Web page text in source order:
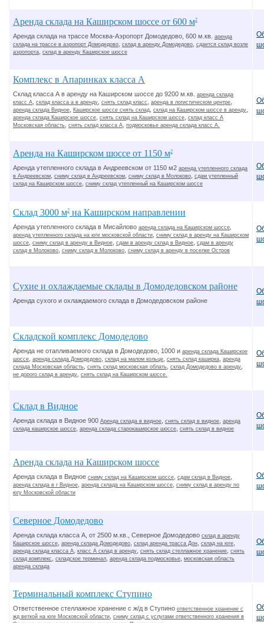
Аренда склада на Каширском шоссе от 600 м2
Аренда склада на трассе Москва-Аэропорт Домодедово, 600 м.кв. аренда
склада на трассе в аэропорт Домодедово склад в аренду Домодедово сдается склад возле
аэропорта склад в аренду Каширское шоссе
Комплекс в Апаринках класса А
Склад класса А в аренду на Каширском шоссе до 9200 м.кв. аренда склада
класс А склад класса а в аренду снять склад класс аренда в логистическом центре
аренда склада Видное Каширское шоссе снять склад склад на Каширском шоссе в аренду
аренда склада Каширское шоссе снять склад на Каширском шоссе склад класс А
Московская область снять склад класса А подмосковье аренда склада класс А.
Аренда на Каширском шоссе от 1150 м2
Аренда утепленного склада в Андреевском от 1150 м2 аренда утепленного склада
в Андреевском сниму склад в Андреевском сниму склад в Молоково сдам утепленный
склад на Каширском шоссе сниму склад утепленный на Каширском шоссе
Склад 3000 м2 на Каширском направлении
Аренда утепленного склада в Мисайлово аренда склада на Каширском шоссе
аренда утепленного склада на юге московской области сниму склад в аренду на Каширском
шоссе сниму склад в аренду в Видное сдам в аренду склад в Видное сдам в аренду
склад в Молоково сниму склад в Молоково сниму склад в аренду в поселке Остров
Сухие и охлаждаемые склады в Домодедовском районе
Аренда сухого и охлаждаемого склада в Домодедовском районе
Складской комплекс Домодедово
Аренда не отапливаемого склада в Домодедово, 1000 и аренда склада Каширское
шоссе аренда склада Домодедово склад на малом кольце снять склад каширка аренда
склада Московская область снять склад московская облать склад Домодедово в аренду
не дорого склад в аренду снять склад на Каширском шоссе.
Склад в Видное
Аренда склада в Видное 900 Аренда склада в видное снять склад в видное аренда
склада каширское шоссе аренда склада старокаширское шоссе снять склад в видное
Аренда склада на Каширском шоссе
Аренда склада в Видное сниму склад на Каширском шоссе сдам склад в Видное
аренда склада в г Видное аренда склада на Каширском шоссе сниму склад в аренду по
югу Московской области
Северное Домодедово
Аренда склада класса А, от 2500 м.кв., Северное Домодедово склад в аренду
Каширское шоссе аренда склада Домодедово склад аренда трасса Дон склад на юге
аренда склада класса А класс А склад в аренду снять склад стеллажное хранение снять
склад комплекс
складское терминал аренда склада подмосковье московская область
аренда склада
Терминальный комплекс Ступино
Ответственное стеллажное хранение с ж/д в Ступино ответственное хранение с
жд веткой на юге Московской области сниму склад с услугами ответственного хранения в